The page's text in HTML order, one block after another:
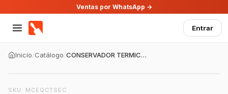
Ventas por WhatsApp →
Entrar
Inicio/Catálogo/ CONSERVADOR TERMICO PARA ALIMENTOS SENCILLO
SKU: MCEQCTSEC